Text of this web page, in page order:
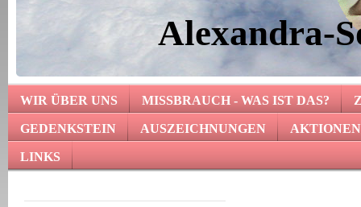
Alexandra-
WIR ÜBER UNS MISSBRAUCH - WAS IST DAS?
GEDENKSTEIN AUSZEICHNUNGEN AKTIONEN
LINKS